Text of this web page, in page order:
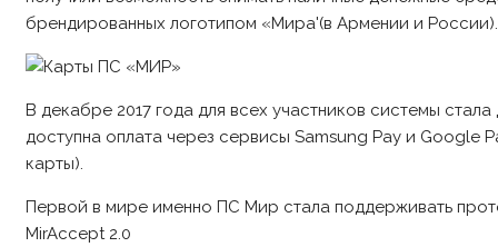
брендированных логотипом «Мира'(в Армении и России).
В декабре 2017 года для всех участников системы
доступна оплата через сервисы Samsung Pay и Google
карты).
Первой в мире именно ПС Мир стала поддерживать
MirAccept 2.0